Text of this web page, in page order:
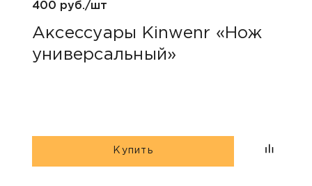
400 руб./шт
Аксессуары Kinwenr «Нож
универсальный»
Купить